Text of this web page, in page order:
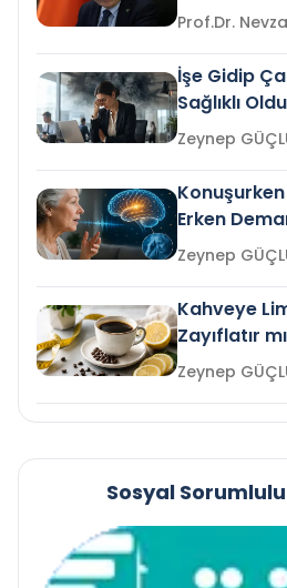
İşe Gidip
Sağlıklı
Gelir mi?Zeynep
Erken
mi?
Zeynep
Kahveye
Zayıflatır
Zeynep
Sosyal